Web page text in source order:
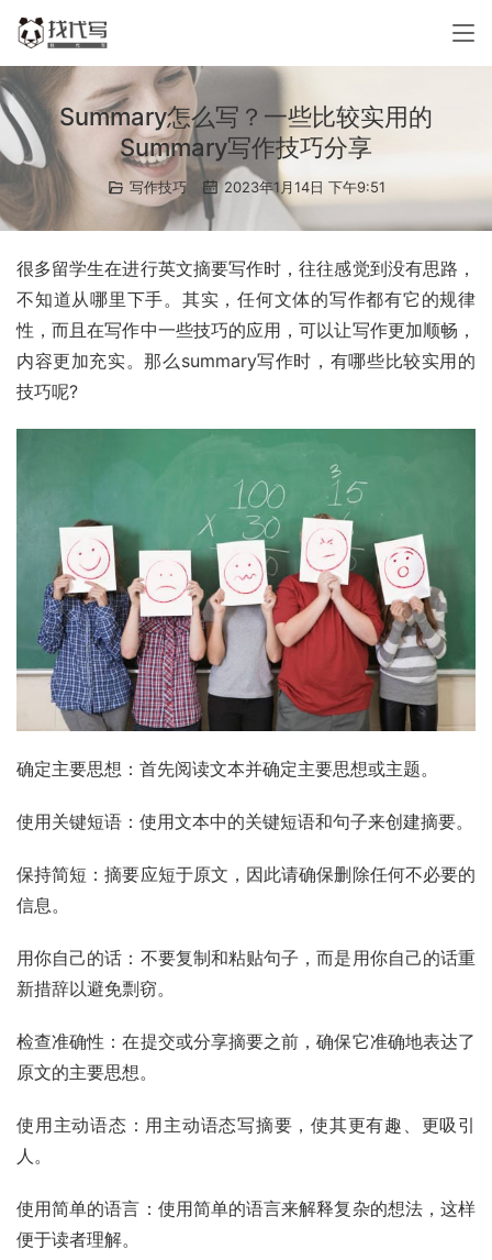
Summary怎么写？一些比较实用的
Summary写作技巧分享
写作技巧 2023年1月14日 下午9:51
很多留学生在进行英文摘要写作时，往往感觉到没有思路，
不知道从哪里下手。其实，任何文体的写作都有它的规律
性，而且在写作中一些技巧的应用，可以让写作更加顺畅，
内容更加充实。那么summary写作时，有哪些比较实用的
技巧呢?
确定主要思想：首先阅读文本并确定主要思想或主题。
使用关键短语：使用文本中的关键短语和句子来创建摘要。
保持简短：摘要应短于原文，因此请确保删除任何不必要的
信息。
用你自己的话：不要复制和粘贴句子，而是用你自己的话重
新措辞以避免剽窃。
检查准确性：在提交或分享摘要之前，确保它准确地表达了
原文的主要思想。
使用主动语态：用主动语态写摘要，使其更有趣、更吸引
人。
使用简单的语言：使用简单的语言来解释复杂的想法，这样
便于读者理解。